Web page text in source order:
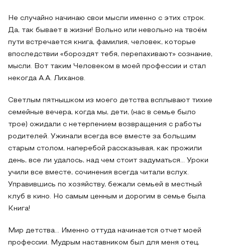
Не случайно начинаю свои мысли именно с этих строк.
Да, так бывает в жизни! Вольно или невольно на твоём
пути встречается книга, фамилия, человек, которые
впоследствии «бороздят тебя, перепахивают» сознание,
мысли. Вот таким Человеком в моей профессии и стал
некогда А.А. Лиханов.
Светлым пятнышком из моего детства всплывают тихие
семейные вечера, когда мы, дети, (нас в семье было
трое) ожидали с нетерпением возвращения с работы
родителей. Ужинали всегда все вместе за большим
старым столом, наперебой рассказывая, как прожили
день, все ли удалось, над чем стоит задуматься… Уроки
учили все вместе, сочинения всегда читали вслух.
Управившись по хозяйству, бежали семьей в местный
клуб в кино. Но самым ценным и дорогим в семье была
Книга!
Мир детства… Именно оттуда начинается отчет моей
профессии. Мудрым наставником был для меня отец,